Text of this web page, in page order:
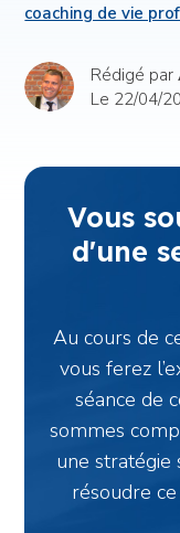
coaching de vie
Rédigé par
Le 22/04/
Vous
d'une
Au cours de
vous ferez
séance de
sommes
une stratégie
résoudre